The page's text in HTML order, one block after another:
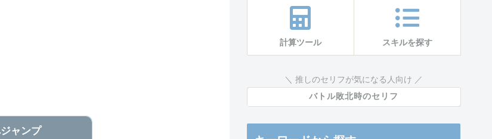
ャンプ
計算ツール スキルを探す
推しのセリフが気になる人向け
バトル敗北時のセリフ